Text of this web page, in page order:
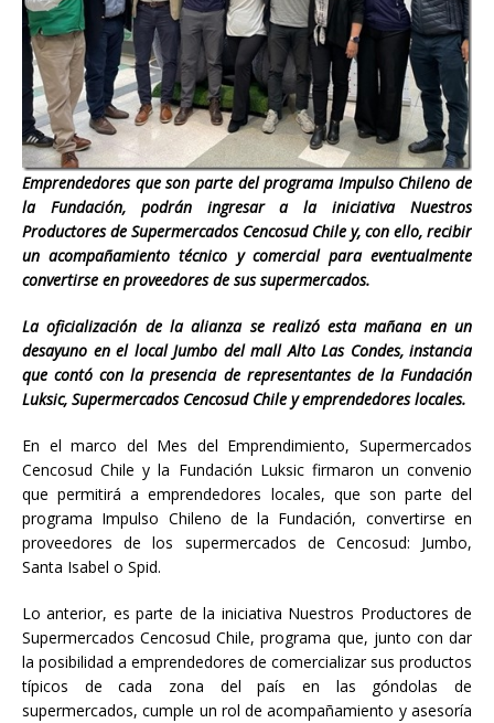
Emprendedores que son parte del programa Impulso Chileno de
la Fundación, podrán ingresar a la iniciativa Nuestros
Productores de Supermercados Cencosud Chile y, con ello, recibir
un acompañamiento técnico y comercial para eventualmente
convertirse en proveedores de sus supermercados.
La oficialización de la alianza se realizó esta mañana en un
desayuno en el local Jumbo del mall Alto Las Condes, instancia
que contó con la presencia de representantes de la Fundación
Luksic, Supermercados Cencosud Chile y emprendedores locales.
En el marco del Mes del Emprendimiento, Supermercados
Cencosud Chile y la Fundación Luksic firmaron un convenio
que permitirá a emprendedores locales, que son parte del
programa Impulso Chileno de la Fundación, convertirse en
proveedores de los supermercados de Cencosud: Jumbo,
Santa Isabel o Spid.
Lo anterior, es parte de la iniciativa Nuestros Productores de
Supermercados Cencosud Chile, programa que, junto con dar
la posibilidad a emprendedores de comercializar sus productos
típicos de cada zona del país en las góndolas de
supermercados, cumple un rol de acompañamiento y asesoría